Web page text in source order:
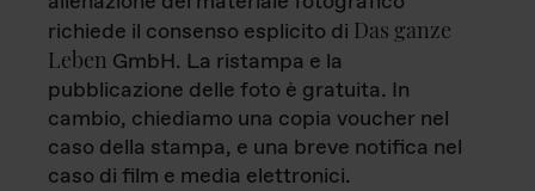
richiede il consenso esplicito di Das ganze
Leben GmbH. La ristampa e la
pubblicazione delle foto è gratuita. In
cambio, chiediamo una copia voucher nel
caso della stampa, e una breve notifica nel
caso di film e media elettronici.